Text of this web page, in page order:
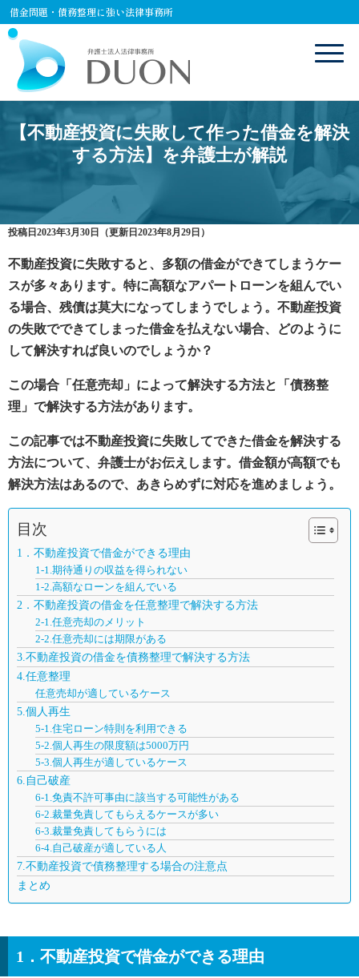
借金問題・債務整理に強い法律事務所
【不動産投資に失敗して作った借金を解決
する方法】を弁護士が解説
投稿日2023年3月30日 （更新日2023年8月29日）
不動産投資に失敗すると、多額の借金ができてしまうケー
スが多々あります。特に高額なアパートローンを組んでい
る場合、残債は莫大になってしまうでしょう。不動産投資
の失敗でできてしまった借金を払えない場合、どのように
して解決すれば良いのでしょうか？
この場合「任意売却」によって解決する方法と「債務整
理」で解決する方法があります。
この記事では不動産投資に失敗してできた借金を解決する
方法について、弁護士がお伝えします。借金額が高額でも
解決方法はあるので、あきらめずに対応を進めましょう。
目次
1．不動産投資で借金ができる理由
1-1.期待通りの収益を得られない
1-2.高額なローンを組んでいる
2．不動産投資の借金を任意整理で解決する方法
2-1.任意売却のメリット
2-2.任意売却には期限がある
3.不動産投資の借金を債務整理で解決する方法
4.任意整理
任意売却が適しているケース
5.個人再生
5-1.住宅ローン特則を利用できる
5-2.個人再生の限度額は5000万円
5-3.個人再生が適しているケース
6.自己破産
6-1.免責不許可事由に該当する可能性がある
6-2.裁量免責してもらえるケースが多い
6-3.裁量免責してもらうには
6-4.自己破産が適している人
7.不動産投資で債務整理する場合の注意点
まとめ
1．不動産投資で借金ができる理由